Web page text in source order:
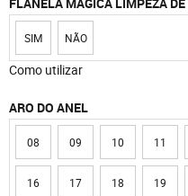
SIM NÃO
Como utilizar
ARO DO ANEL
08 09 10 11
16 17 18 19